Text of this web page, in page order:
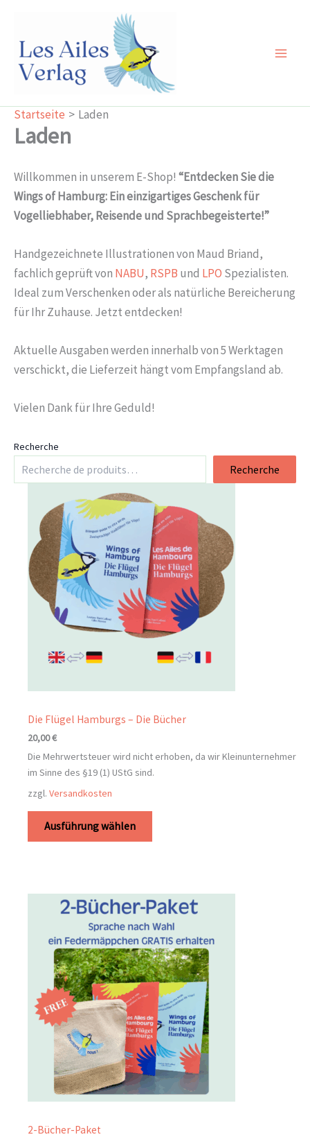
springen
Startseite Laden
Laden
Willkommen in unserem E-Shop! “Entdecken Sie die
Wings of Hamburg: Ein einzigartiges Geschenk für
Vogelliebhaber, Reisende und Sprachbegeisterte!”
Handgezeichnete Illustrationen von Maud Briand,
fachlich geprüft von NABU, RSPB und LPO Spezialisten.
Ideal zum Verschenken oder als natürliche Bereicherung
für Ihr Zuhause. Jetzt entdecken!
Aktuelle Ausgaben werden innerhalb von 5 Werktagen
verschickt, die Lieferzeit hängt vom Empfangsland ab.
Vielen Dank für Ihre Geduld!
Recherche
Recherche
Die Flügel Hamburgs – Die Bücher
20,00€
Die Mehrwertsteuer wird nicht erhoben, da wir Kleinunternehmer
im Sinne des §19 (1) UStG sind.
zzgl. Versandkosten
Ausführung wählen
2-Bücher-Paket